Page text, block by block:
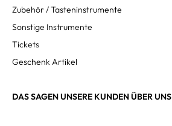
Zubehör / Tasteninstrumente
Sonstige Instrumente
Tickets
Geschenk Artikel
DAS SAGEN UNSERE KUNDEN ÜBER UNS